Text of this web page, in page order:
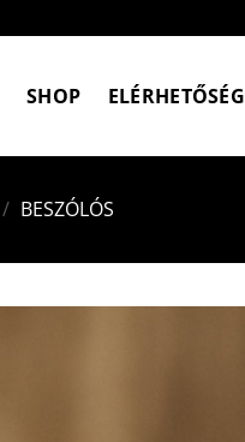
SHOP ELÉRHETŐSÉG
/ BESZÓLÓS